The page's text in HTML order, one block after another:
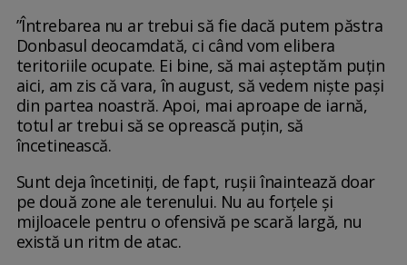
”Întrebarea nu ar trebui să fie dacă putem păstra
Donbasul deocamdată, ci când vom elibera
teritoriile ocupate. Ei bine, să mai așteptăm puțin
aici, am zis că vara, în august, să vedem niște pași
din partea noastră. Apoi, mai aproape de iarnă,
totul ar trebui să se oprească puțin, să
încetinească.
Sunt deja încetiniți, de fapt, rușii înaintează doar
pe două zone ale terenului. Nu au forțele și
mijloacele pentru o ofensivă pe scară largă, nu
există un ritm de atac.